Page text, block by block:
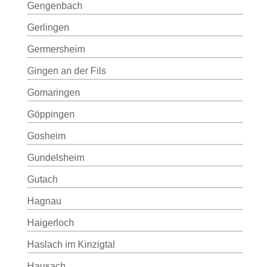
Gengenbach
Gerlingen
Germersheim
Gingen an der Fils
Gomaringen
Göppingen
Gosheim
Gundelsheim
Gutach
Hagnau
Haigerloch
Haslach im Kinzigtal